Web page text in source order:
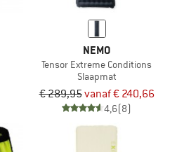
NEMO
Tensor Extreme Conditions
Slaapmat
€ 289,95vanaf € 240,66
4,6(8)